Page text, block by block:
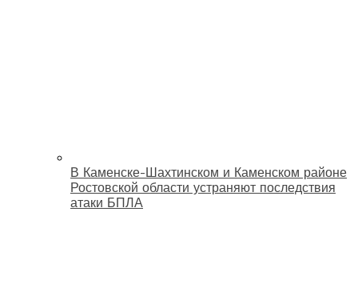
В Каменске-Шахтинском и Каменском районе
Ростовской области устраняют последствия
атаки БПЛА